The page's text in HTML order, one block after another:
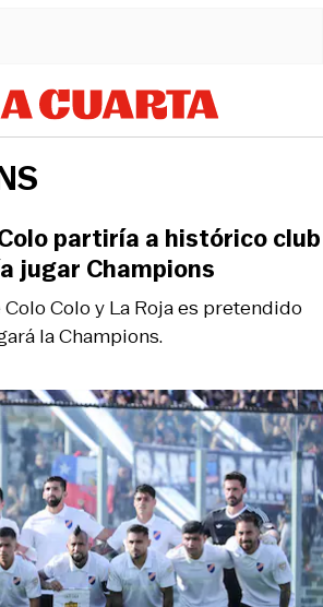
Colo y La Roja es pretendido
la Champions.
partiría a histórico club
jugar Champions